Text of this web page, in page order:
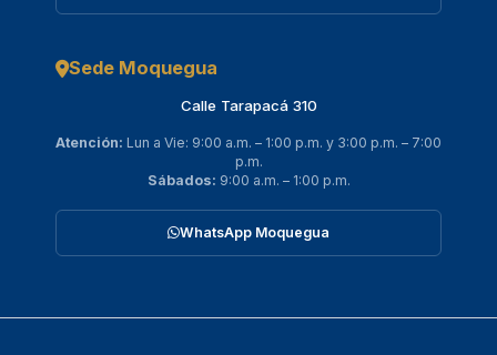
Sede Moquegua
Calle Tarapacá 310
Atención: Lun a Vie: 9:00 a.m. – 1:00 p.m. y 3:00 p.m. – 7:00
p.m.
Sábados: 9:00 a.m. – 1:00 p.m.
WhatsApp Moquegua